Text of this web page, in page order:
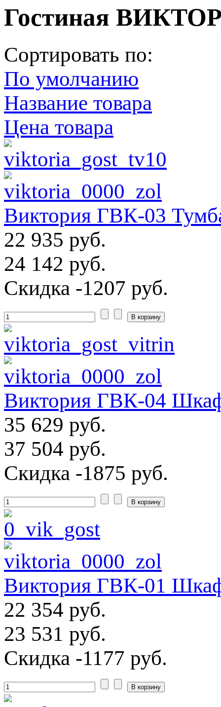
Гостиная
Сортировать по:
По умолчанию
Название товара
Цена товара
Виктория ГВК-03
22 935 руб.
24 142 руб.
Скидка -1207 руб.
Виктория ГВК-04
35 629 руб.
37 504 руб.
Скидка -1875 руб.
Виктория ГВК-01
22 354 руб.
23 531 руб.
Скидка -1177 руб.